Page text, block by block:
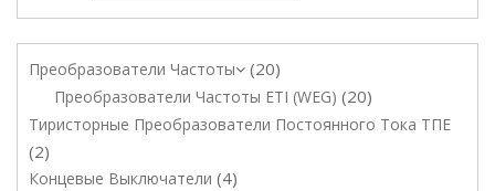
Преобразователи Частоты 20
Преобразователи Частоты ETI (WEG) 20
Тиристорные Преобразователи Постоянного Тока ТПЕ
2
Концевые Выключатели 4